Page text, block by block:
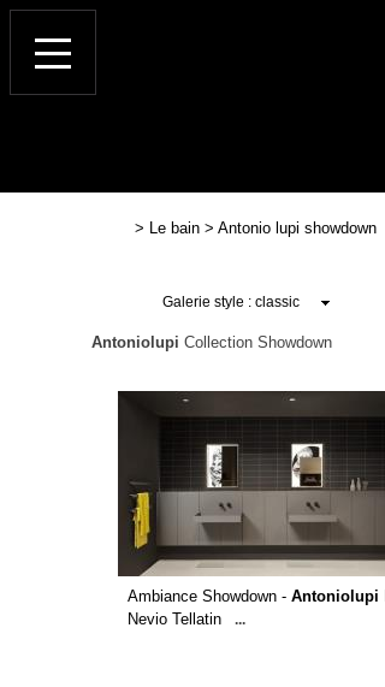
> Le bain > Antonio lupi showdown
Antoniolupi Collection Showdown
Ambiance Showdown - Antoniolupi
Nevio Tellatin
...